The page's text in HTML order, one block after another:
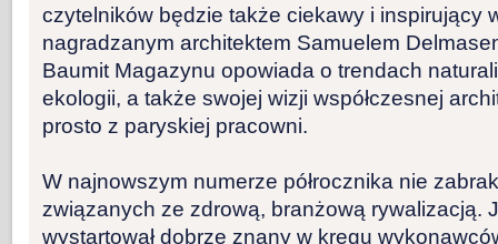
czytelników będzie także ciekawy i inspirujący
nagradzanym architektem Samuelem
Baumit Magazynu opowiada o trendach
ekologii, a także swojej wizji współczesnej
prosto z paryskiej pracowni.
W najnowszym numerze półrocznika nie
związanych ze zdrową, branżową rywalizacją.
wystartował dobrze znany w kręgu